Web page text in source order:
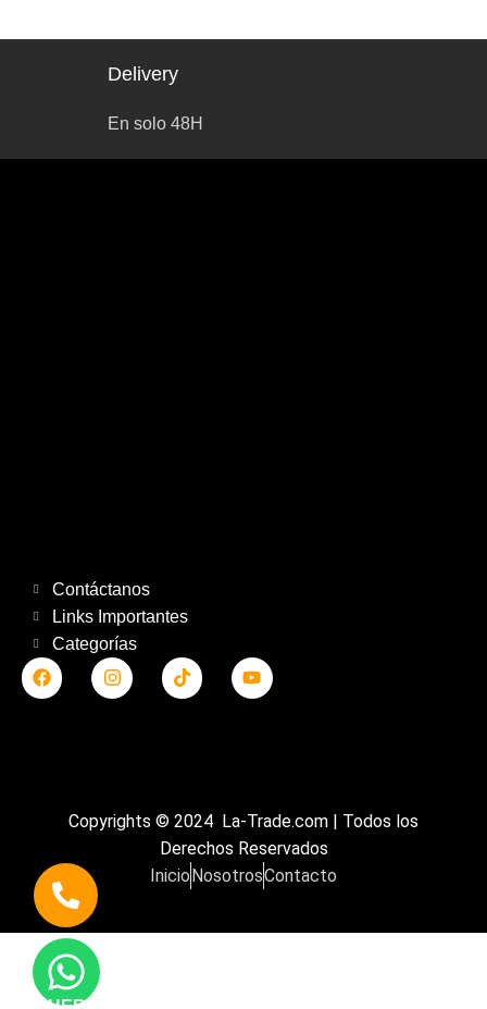
Delivery
En solo 48H
Contáctanos
Links Importantes
Categorías
Copyrights © 2024 La-Trade.com | Todos los
Derechos Reservados
InicioNosotrosContacto